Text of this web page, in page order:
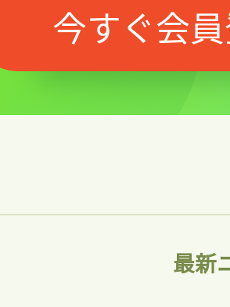
今すぐ会
最新